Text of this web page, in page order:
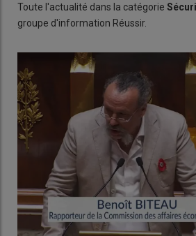
Toute l'actualité dans la catégorie
groupe d'information Réussir.